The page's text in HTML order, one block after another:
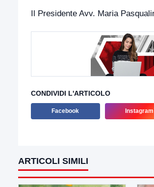
Il Presidente Avv. Maria
CONDIVIDI L'ARTICOLO
Facebook Instagram
ARTICOLI SIMILI